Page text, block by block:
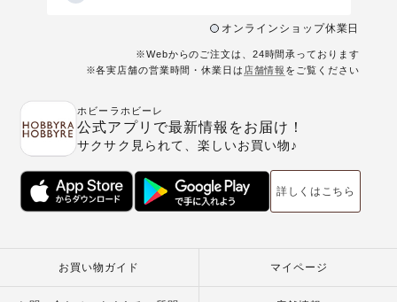
オンラインショップ休業日
※Webからのご注文は、24時間承っております
※各実店舗の営業時間・休業日は 店舗情報 をご覧ください
ホビーラホビーレ
公式アプリで最新情報をお届け！
サクサク見られて、楽しいお買い物♪
詳しくはこちら
お買い物ガイド マイページ